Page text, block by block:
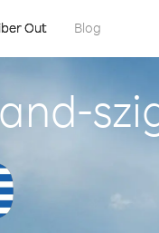
Out Blog